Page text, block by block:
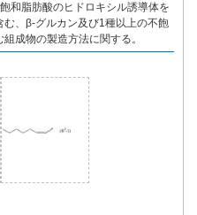
和脂肪酸のヒドロキシル誘導体を
、β-グルカン及び1種以上の不飽
成物の製造方法に関する。